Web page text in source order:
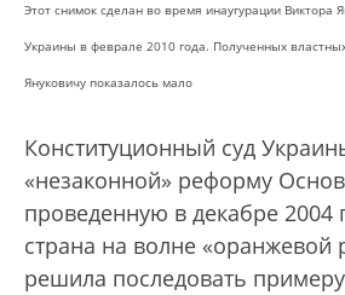
Этот снимок сделан во время инаугурации Виктора
Украины в феврале 2010 года. Полученных
Януковичу показалось мало
Конституционный суд
«незаконной» реформу
проведенную в декабре 2004
страна на волне «оранжевой
решила последовать